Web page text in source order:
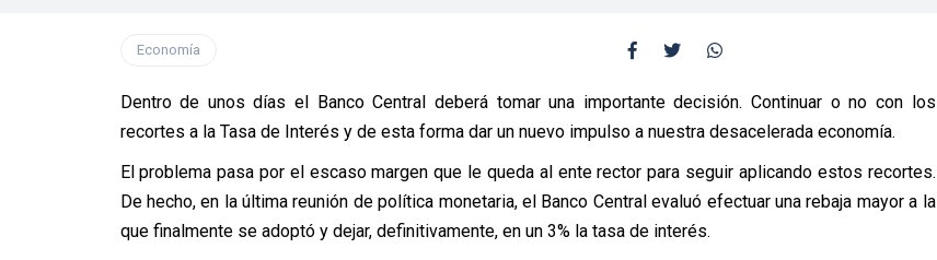
Economía
Dentro de unos días el Banco Central deberá tomar una importante decisión. Continuar o no con los
recortes a la Tasa de Interés y de esta forma dar un nuevo impulso a nuestra desacelerada economía.
El problema pasa por el escaso margen que le queda al ente rector para seguir aplicando estos recortes.
De hecho, en la última reunión de política monetaria, el Banco Central evaluó efectuar una rebaja mayor a la
que finalmente se adoptó y dejar, definitivamente, en un 3% la tasa de interés.